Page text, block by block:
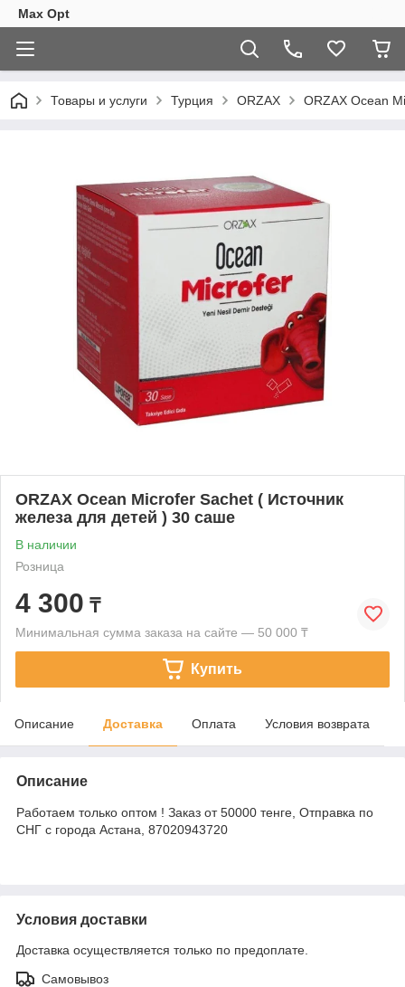
Max Opt
Товары и услуги Турция ORZAX ORZAX Ocean
ORZAX Ocean Microfer Sachet ( Источник
железа для детей ) 30 саше
В наличии
Розница
4 300 ₸
Минимальная сумма заказа на сайте — 50 000 ₸
Купить
Описание Доставка Оплата Условия возврата
Описание
Работаем только оптом ! Заказ от 50000 тенге, Отправка по
СНГ с города Астана, 87020943720
Условия доставки
Доставка осуществляется только по предоплате.
Самовывоз